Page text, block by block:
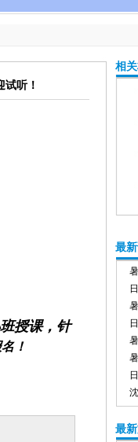
听！
授课，针
！
相
最
最